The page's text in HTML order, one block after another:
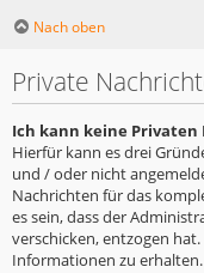
Nach oben
Private
Ich kann keine
Hierfür kann es drei
und / oder nicht
Nachrichten für das
es sein, dass der
verschicken, entzogen
Informationen zu erhalten.